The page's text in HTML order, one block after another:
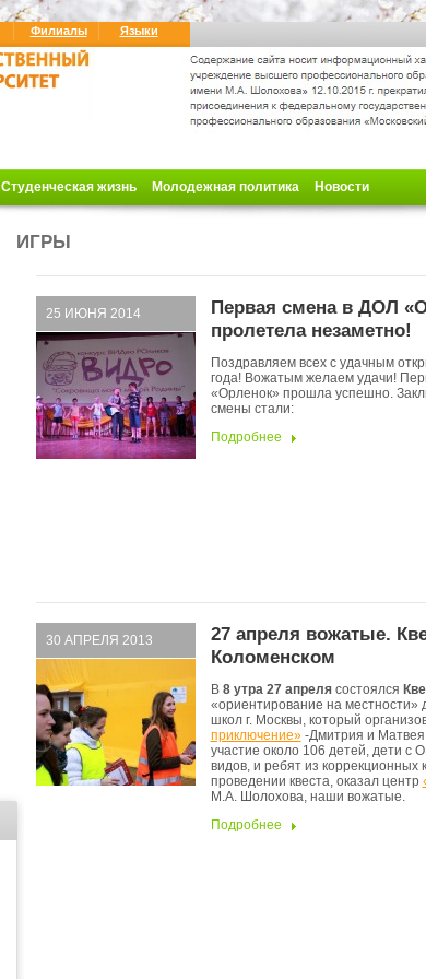
Филиалы Языки
Студенческая жизнь Молодежная политика Новости
ИГРЫ
25 ИЮНЯ 2014
Первая смена в ДОЛ
пролетела незаметно!
Поздравляем всех с удачным
года! Вожатым желаем удачи!
«Орленок» прошла успешно.
смены стали:
Подробнее
30 АПРЕЛЯ 2013
27 апреля вожатые.
Коломенском
В 8 утра 27 апрелясостоялся
«ориентирование на местности»
школ г. Москвы, который
приключение»-Дмитрия и Матвея
участие около 106 детей, дети с
видов, и ребят из
проведении квеста, оказал центр
М.А. Шолохова, наши вожатые.
Подробнее